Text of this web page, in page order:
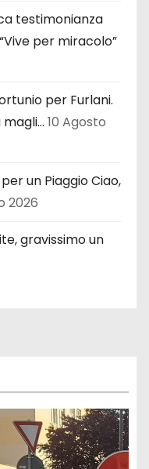
testimonianza
per miracolo”
per Furlani.
magli… 10 Agosto
un Piaggio Ciao,
2026
gravissimo un